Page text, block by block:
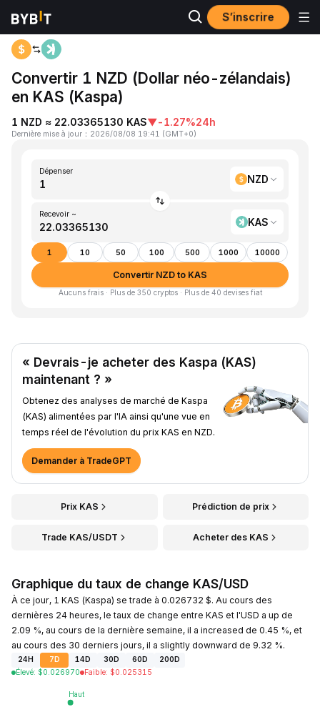
S’inscrire
Accueil
Convertir 1 NZD (Dollar néo-zélandais)
en KAS (Kaspa)
1 NZD ≈ 22.03365130 KAS▼-1.27%24h
Dernière mise à jour ： 2026/08/08 19:41 (GMT+0)
Dépenser
NZD
Recevoir ~
KAS
1 10 50 100 500 1000 10000
Convertir NZD to KAS
Aucuns frais · Plus de 350 cryptos · Plus de 40 devises fiat
« Devrais-je acheter des Kaspa (KAS)
maintenant ? »
Obtenez des analyses de marché de Kaspa
(KAS) alimentées par l'IA ainsi qu'une vue en
temps réel de l'évolution du prix KAS en NZD.
Demander à TradeGPT
Prix KAS Prédiction de prix
Trade KAS/USDT Acheter des KAS
Graphique du taux de change KAS/USD
À ce jour, 1 KAS (Kaspa) se trade à 0.026732 $. Au cours des
dernières 24 heures, le taux de change entre KAS et l'USD a up de
2.09 %, au cours de la dernière semaine, il a increased de 0.45 %, et
au cours des 30 derniers jours, il a slightly downward de 9.32 %.
24H 7D 14D 30D 60D
200D
Élevé: $0.026970 Faible: $0.025315